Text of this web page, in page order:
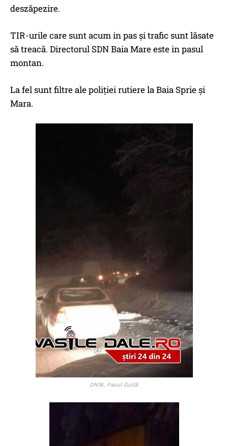
deszăpezire.
TIR-urile care sunt acum in pas și trafic sunt lăsate
să treacă. Directorul SDN Baia Mare este in pasul
montan.
La fel sunt filtre ale poliției rutiere la Baia Sprie și
Mara.
DN18, Pasul Gutâi